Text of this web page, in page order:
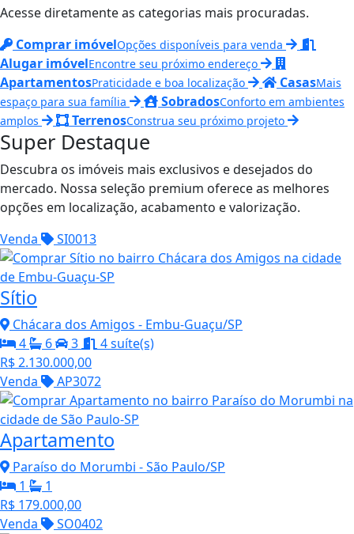
Acesse diretamente as categorias mais procuradas.
Comprar imóvelOpções disponíveis para venda
Alugar imóvelEncontre seu próximo endereço
ApartamentosPraticidade e boa localização CasasMais
espaço para sua família
SobradosConforto em ambientes
amplos
TerrenosConstrua seu próximo projeto
Super Destaque
Descubra os imóveis mais exclusivos e desejados do
mercado. Nossa seleção premium oferece as melhores
opções em localização, acabamento e valorização.
Venda
SI0013
Sítio
Chácara dos Amigos - Embu-Guaçu/SP
4
6 3
4 suíte(s)
R$ 2.130.000,00
Venda
AP3072
Apartamento
Paraíso do Morumbi - São Paulo/SP
1
1
R$ 179.000,00
Venda
SO0402